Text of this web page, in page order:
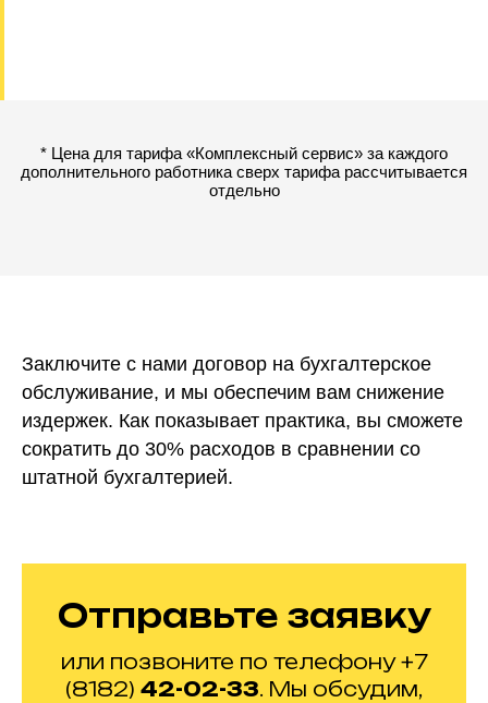
* Цена для тарифа «Комплексный сервис» за каждого
дополнительного работника сверх тарифа рассчитывается
отдельно
Заключите с нами договор на бухгалтерское
обслуживание, и мы обеспечим вам снижение
издержек. Как показывает практика, вы сможете
сократить до 30% расходов в сравнении со
штатной бухгалтерией.
Отправьте заявку
или позвоните по телефону +7
(8182) 42-02-33. Мы обсудим,